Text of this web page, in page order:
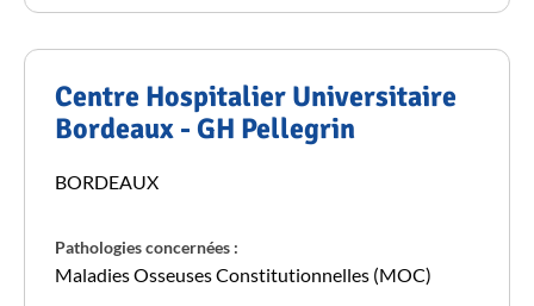
Centre Hospitalier Universitaire
Bordeaux - GH Pellegrin
BORDEAUX
Pathologies concernées :
Maladies Osseuses Constitutionnelles (MOC)